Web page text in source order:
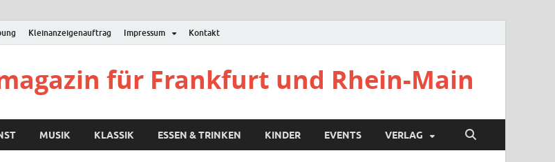
Kleinanzeigenauftrag Impressum Kontakt
für Frankfurt und Rhein-Main
MUSIK KLASSIK ESSEN & TRINKEN KINDER EVENTS VERLAG